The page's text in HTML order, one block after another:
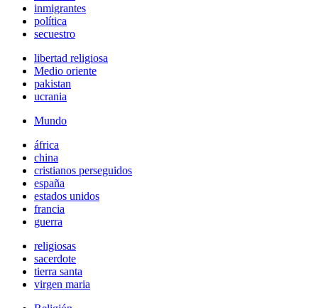
inmigrantes
política
secuestro
libertad religiosa
Medio oriente
pakistan
ucrania
Mundo
áfrica
china
cristianos perseguidos
españa
estados unidos
francia
guerra
religiosas
sacerdote
tierra santa
virgen maria